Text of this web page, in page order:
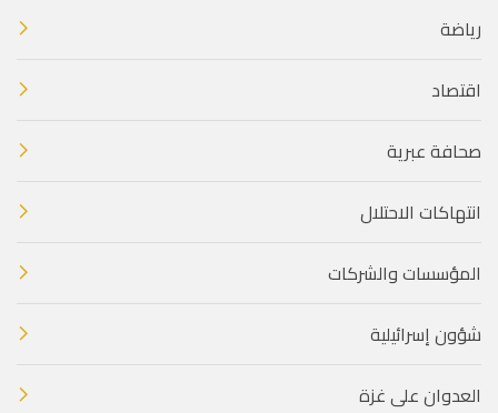
رياضة
اقتصاد
صحافة عبرية
انتهاكات الاحتلال
المؤسسات والشركات
شؤون إسرائيلية
العدوان على غزة